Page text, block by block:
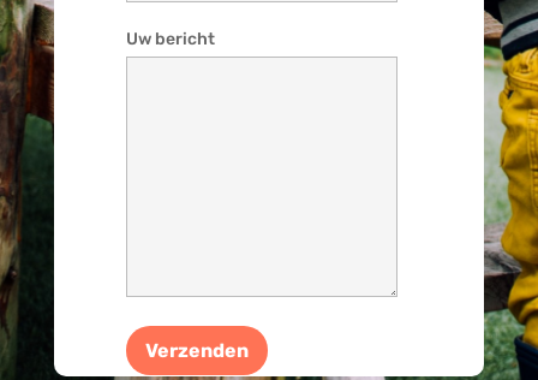
Uw bericht